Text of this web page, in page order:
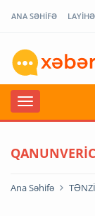
ANA SƏHİFƏ
Ana Səhifə